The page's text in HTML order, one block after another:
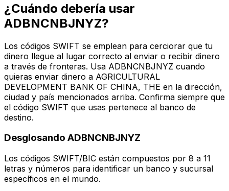
¿Cuándo debería usar
ADBNCNBJNYZ?
Los códigos SWIFT se emplean para cerciorar que tu
dinero llegue al lugar correcto al enviar o recibir dinero
a través de fronteras. Usa ADBNCNBJNYZ cuando
quieras enviar dinero a AGRICULTURAL
DEVELOPMENT BANK OF CHINA, THE en la dirección,
ciudad y país mencionados arriba. Confirma siempre que
el código SWIFT que usas pertenece al banco de
destino.
Desglosando ADBNCNBJNYZ
Los códigos SWIFT/BIC están compuestos por 8 a 11
letras y números para identificar un banco y sucursal
específicos en el mundo.